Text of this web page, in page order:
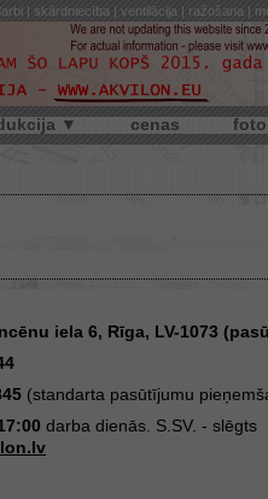
| skārdniecība | ventilācija | ražošana |
▼ cenas foto
iela 6, Rīga, LV-1073
(standarta pasūtījumu
darba dienās. S.SV. - slēgts